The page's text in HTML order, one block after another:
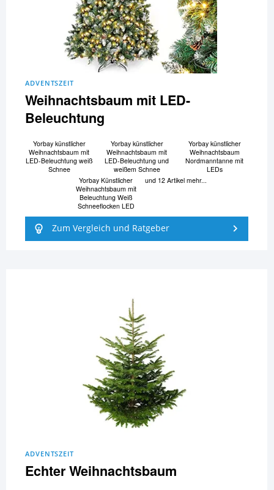
ADVENTSZEIT
Weihnachtsbaum mit LED-
Beleuchtung
Yorbay künstlicher
Weihnachtsbaum mit
LED-Beleuchtung weiß
Schnee
Yorbay künstlicher
Weihnachtsbaum mit
LED-Beleuchtung und
weißem Schnee
Yorbay künstlicher
Weihnachtsbaum
Nordmanntanne mit
LEDs
Yorbay Künstlicher
Weihnachtsbaum mit
Beleuchtung Weiß
Schneeflocken LED
und 12 Artikel mehr...
Zum Vergleich und Ratgeber
ADVENTSZEIT
Echter Weihnachtsbaum